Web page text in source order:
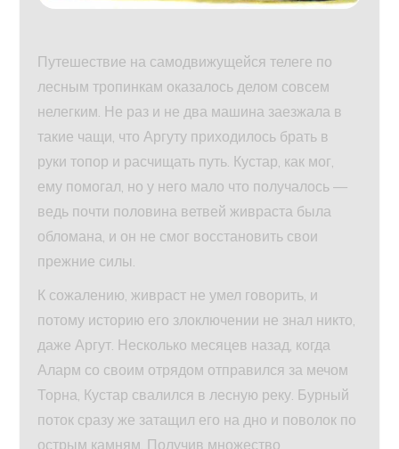
Путешествие на самодвижущейся телеге по
лесным тропинкам оказалось делом совсем
нелегким. Не раз и не два машина заезжала в
такие чащи, что Аргуту приходилось брать в
руки топор и расчищать путь. Кустар, как мог,
ему помогал, но у него мало что получалось —
ведь почти половина ветвей живраста была
обломана, и он не смог восстановить свои
прежние силы.
К сожалению, живраст не умел говорить, и
потому историю его злоключении не знал никто,
даже Аргут. Несколько месяцев назад, когда
Аларм со своим отрядом отправился за мечом
Торна, Кустар свалился в лесную реку. Бурный
поток сразу же затащил его на дно и поволок по
острым камням. Получив множество